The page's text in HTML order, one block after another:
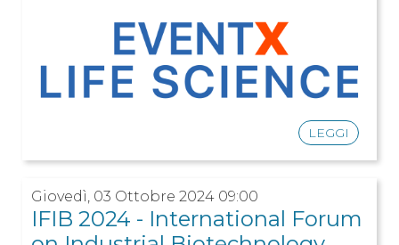
LEGGI
Giovedì, 03 Ottobre 2024 09:00
IFIB 2024 - International Forum